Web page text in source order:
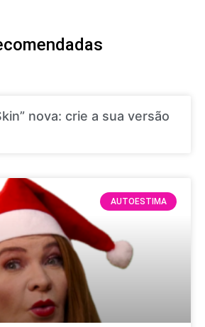
nova: crie a sua versão
AUTOESTIMA